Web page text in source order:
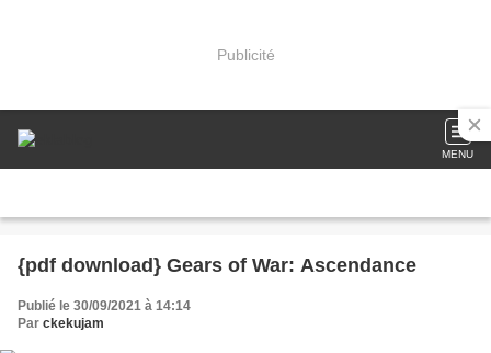
Publicité
MENU
{pdf download} Gears of War: Ascendance
Publié le 30/09/2021 à 14:14
Par ckekujam